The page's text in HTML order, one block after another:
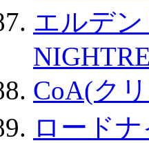
エルデ
CoA(ク
ロード